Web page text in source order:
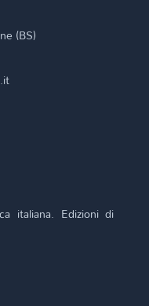
(BS)
italiana. Edizioni di